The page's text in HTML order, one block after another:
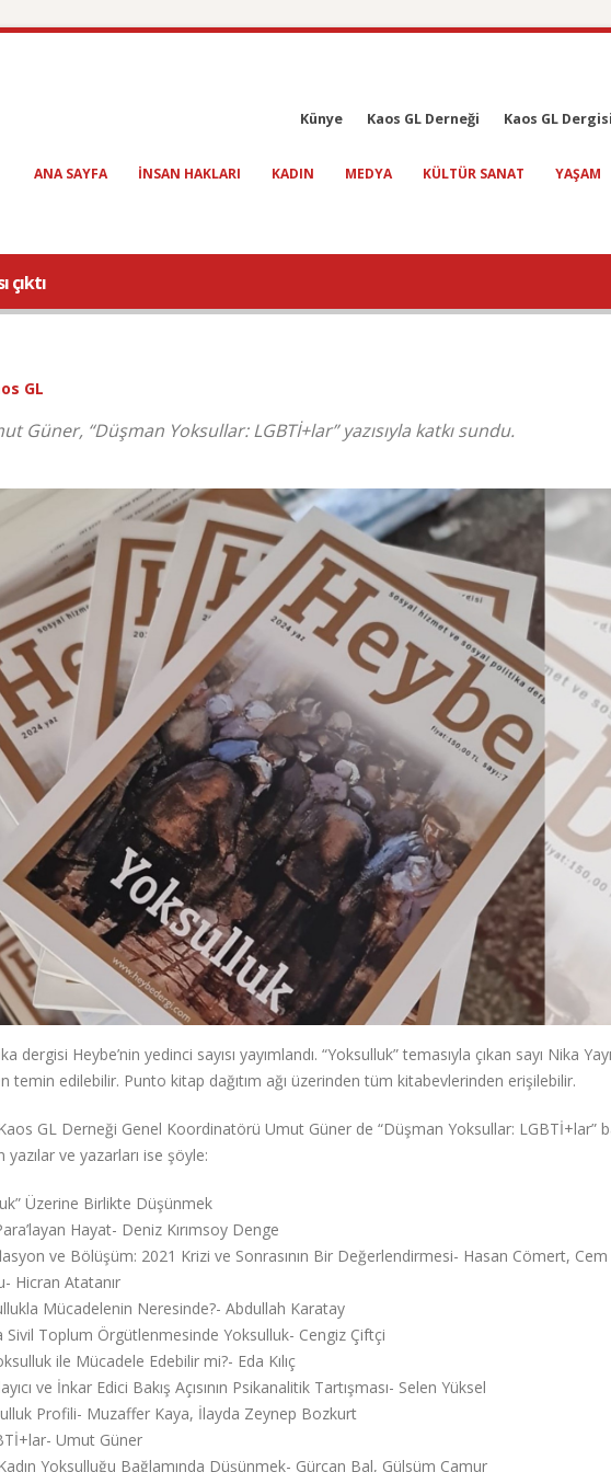
Künye Kaos GL Derneği Kaos GL Dergisi
ANA SAYFA INSAN HAKLARI KADIN MEDYA KÜLTÜR SANAT YAŞAM
çıktı
GL
Güner, “Düşman Yoksullar: LGBTİ+lar” yazısıyla katkı sundu.
Heybe’nin yedinci sayısı yayımlandı. “Yoksulluk” temasıyla çıkan sayı Nika
temin edilebilir. Punto kitap dağıtım ağı üzerinden tüm kitabevlerinden erişilebilir.
GL Derneği Genel Koordinatörü Umut Güner de “Düşman Yoksullar: LGBTİ+lar”
ve yazarları ise şöyle:
Üzerine Birlikte Düşünmek
Hayat- Deniz Kırımsoy Denge
ve Bölüşüm: 2021 Krizi ve Sonrasının Bir Değerlendirmesi- Hasan Cömert,
Hicran Atatanır
Mücadelenin Neresinde?- Abdullah Karatay
Sivil Toplum Örgütlenmesinde Yoksulluk- Cengiz Çiftçi
ile Mücadele Edebilir mi?- Eda Kılıç
ve İnkar Edici Bakış Açısının Psikanalitik Tartışması- Selen Yüksel
Profili- Muzaffer Kaya, İlayda Zeynep Bozkurt
Umut Güner
Yoksulluğu Bağlamında Düşünmek- Gürcan Bal, Gülsüm Çamur